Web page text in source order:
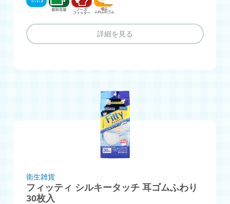
詳細を見る
衛生雑貨
フィッティ シルキータッチ 耳ゴムふわり
30枚入